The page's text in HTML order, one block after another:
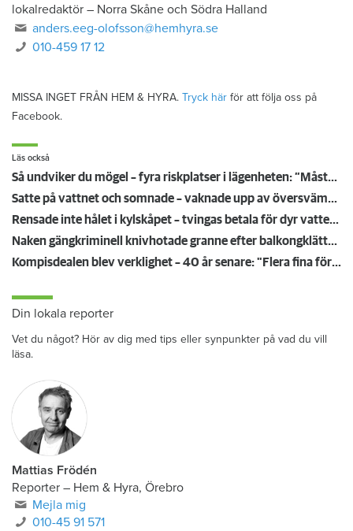
lokalredaktör – Norra Skåne och Södra Halland
anders.eeg-olofsson@hemhyra.se
010-459 17 12
MISSA INGET FRÅN HEM & HYRA. Tryck här för att följa oss på
Facebook.
Läs också
Så undviker du mögel – fyra riskplatser i lägenheten: ”Måste städa bort”
Satte på vattnet och somnade – vaknade upp av översvämning hos grannen
Rensade inte hålet i kylskåpet – tvingas betala för dyr vattenskada
Naken gängkriminell knivhotade granne efter balkongklättring
Kompisdealen blev verklighet – 40 år senare: "Flera fina fördelar med att dela bostad"
Din lokala reporter
Vet du något? Hör av dig med tips eller synpunkter på vad du vill
läsa.
Mattias Frödén
Reporter – Hem & Hyra, Örebro
Mejla mig
010-45 91 571